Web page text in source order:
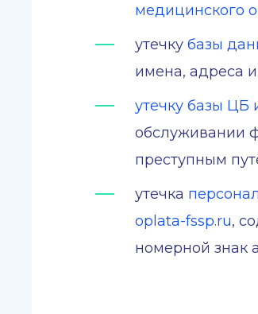
медицинского
утечку базы
имена, адреса
утечку базы ЦБ
обслуживании
преступным
утечка
oplata-fssp.ru,
номерной знак